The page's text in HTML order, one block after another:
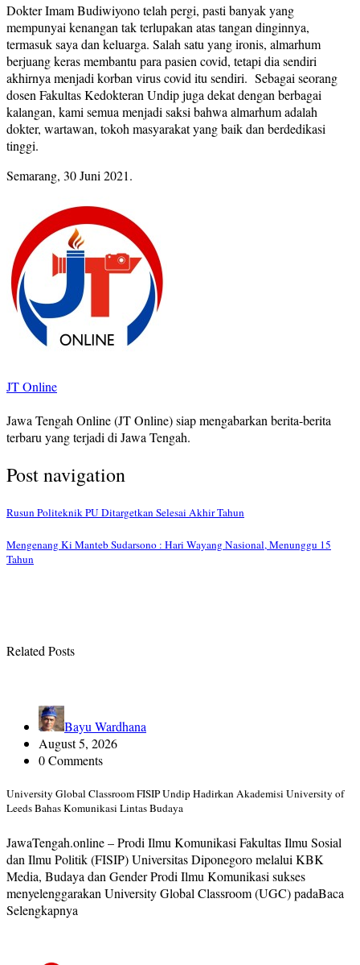
Dokter Imam Budiwiyono telah pergi, pasti banyak yang
mempunyai kenangan tak terlupakan atas tangan dinginnya,
termasuk saya dan keluarga. Salah satu yang ironis, almarhum
berjuang keras membantu para pasien covid, tetapi dia sendiri
akhirnya menjadi korban virus covid itu sendiri. Sebagai seorang
dosen Fakultas Kedokteran Undip juga dekat dengan berbagai
kalangan, kami semua menjadi saksi bahwa almarhum adalah
dokter, wartawan, tokoh masyarakat yang baik dan berdedikasi
tinggi.
Semarang, 30 Juni 2021.
JT Online
Jawa Tengah Online (JT Online) siap mengabarkan berita-berita
terbaru yang terjadi di Jawa Tengah.
Post navigation
Rusun Politeknik PU Ditargetkan Selesai Akhir Tahun
Mengenang Ki Manteb Sudarsono : Hari Wayang Nasional, Menunggu 15
Tahun
Related Posts
Bayu Wardhana
August 5, 2026
0 Comments
University Global Classroom FISIP Undip Hadirkan Akademisi University of
Leeds Bahas Komunikasi Lintas Budaya
JawaTengah.online – Prodi Ilmu Komunikasi Fakultas Ilmu Sosial
dan Ilmu Politik (FISIP) Universitas Diponegoro melalui KBK
Media, Budaya dan Gender Prodi Ilmu Komunikasi sukses
menyelenggarakan University Global Classroom (UGC) padaBaca
Selengkapnya